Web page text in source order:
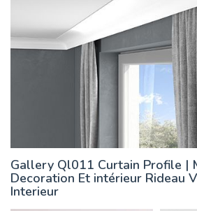
Gallery Ql011 Curtain Profile |
Decoration Et intérieur Rideau
Interieur